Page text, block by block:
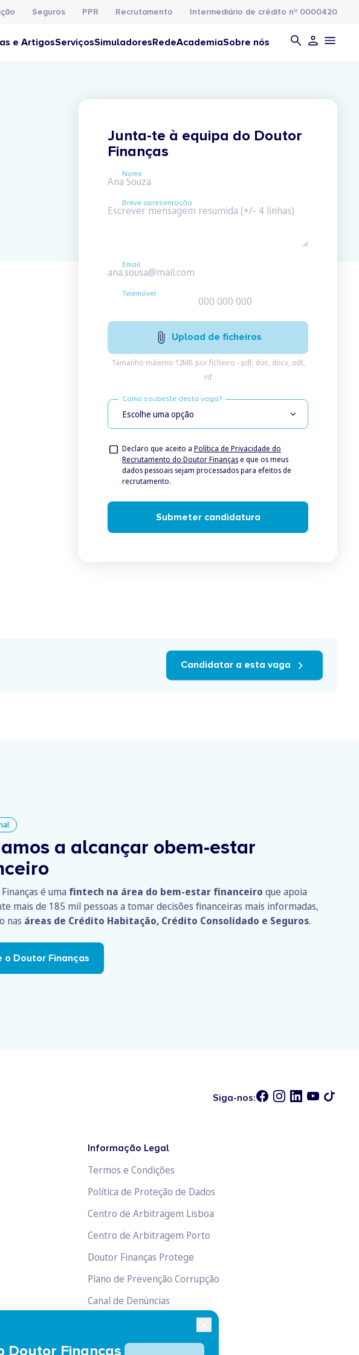
Seguros PPR Recrutamento Intermediário de crédito nº 0000420
e ArtigosServiçosSimuladoresRedeAcademiaSobre nós
Junta-te à equipa do Doutor
Finanças
Nome
Breve apresentação
Email
Telemóvel
Upload de ficheiros
Tamanho máximo 12MB por ficheiro - pdf, doc, docx, odt,
rtf
Como soubeste desta vaga?
Escolhe uma opção
Declaro que aceito a Política de Privacidade do
Recrutamento do Doutor Finançase que os meus
dados pessoais sejam processados para efeitos de
recrutamento.
Submeter candidatura
Candidatar a esta vaga
a alcançar obem-estar
é uma fintech na área do bem-estar financeiro que apoia
mais de 185 mil pessoas a tomar decisões financeiras mais informadas,
nas áreas de Crédito Habitação, Crédito Consolidado e Seguros.
o Doutor Finanças
Doutor Finanças
Siga-nos:
Informação Legal
Termos e Condições
Política de Proteção de Dados
Centro de Arbitragem Lisboa
Centro de Arbitragem Porto
Doutor Finanças Protege
Plano de Prevenção Corrupção
Canal de Denúncias